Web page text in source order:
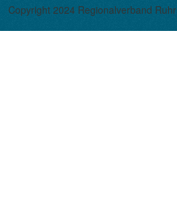
Copyright 2024 Regionalverband Ruhr